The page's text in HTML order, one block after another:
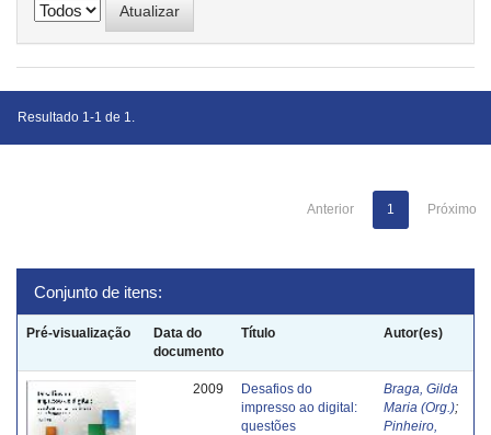
Resultado 1-1 de 1.
Anterior 1 Próximo
Conjunto de itens:
Pré-visualização
Data do
documento
Título Autor(es)
2009
Desafios do
impresso ao digital:
questões
Braga, Gilda
Maria (Org.);
Pinheiro,